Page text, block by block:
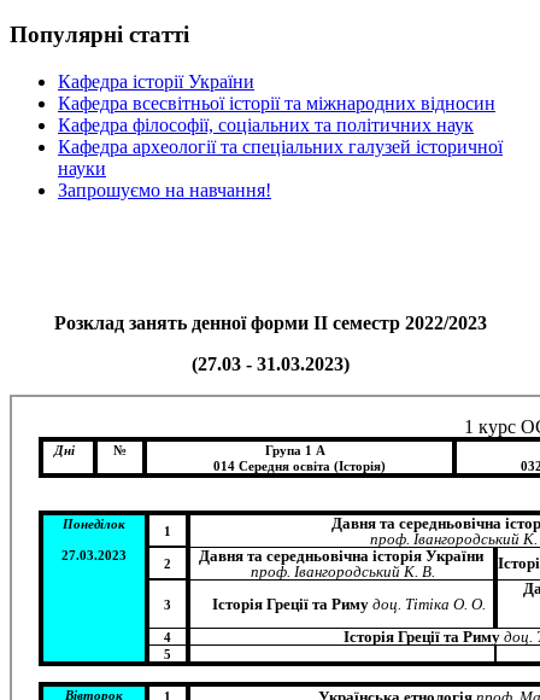
Популярні статті
Кафедра історії України
Кафедра всесвітньої історії та міжнародних відносин
Кафедра філософії, соціальних та політичних наук
Кафедра археології та спеціальних галузей історичної
науки
Запрошуємо на навчання!
Розклад занять денної форми ІІ семестр 2022/2023
(27.03 - 31.03.2023)